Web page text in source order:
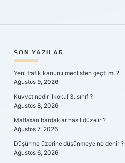
SIDEBAR
SON YAZILAR
Yeni trafik kanunu meclisten geçti mi ?
Ağustos 9, 2026
Kuvvet nedir ilkokul 3. sınıf ?
Ağustos 8, 2026
Matlaşan bardaklar nasıl düzelir ?
Ağustos 7, 2026
Düşünme üzerine düşünmeye ne denir ?
Ağustos 6, 2026